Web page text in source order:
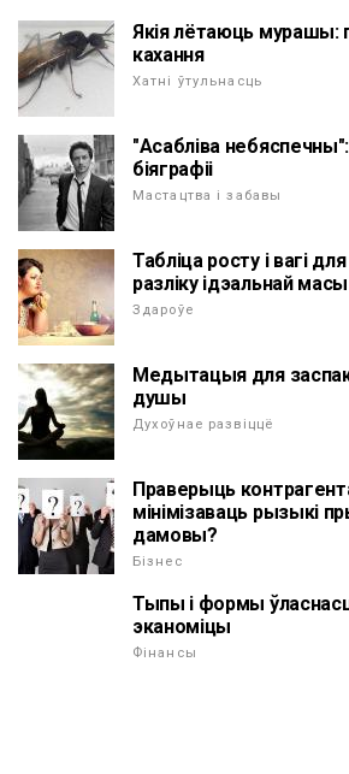
Якія лётаюць мурашы:
кахання
Хатні ўтульнасць
"Асабліва небяспечны":
біяграфіі
Мастацтва і забавы
Табліца росту і вагі
разліку ідэальнай
Здароўе
Медытацыя для
душы
Духоўнае развіццё
Праверыць
мінімізаваць рызыкі
дамовы?
Бізнес
Тыпы і формы
эканоміцы
Фінансы